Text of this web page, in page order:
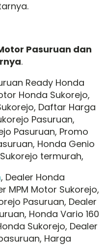
Pasuruan dan
.
Ready Honda
Honda Sukorejo,
Daftar Harga
Pasuruan,
Pasuruan, Promo
Honda Genio
termurah,
, Dealer Honda
MPM Motor Sukorejo,
Pasuruan, Dealer
Honda Vario 160
Sukorejo, Dealer
Harga